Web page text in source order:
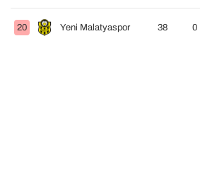
20 Yeni Malatyaspor 38 0